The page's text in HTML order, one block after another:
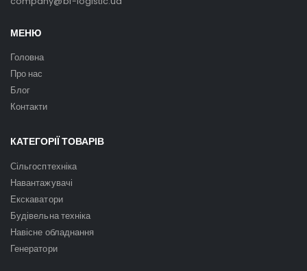
МЕНЮ
Головна
Про нас
Блог
Контакти
КАТЕГОРІЇ ТОВАРІВ
Сільгосптехніка
Навантажувачі
Екскаватори
Будівельна техніка
Навісне обладнання
Генератори